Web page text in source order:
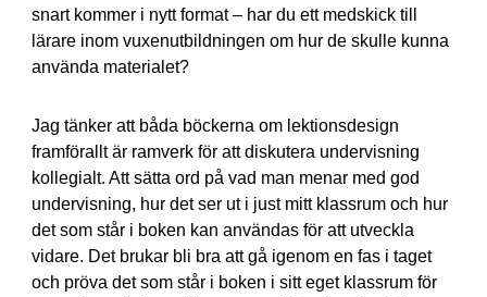
snart kommer i nytt format – har du ett medskick till
lärare inom vuxenutbildningen om hur de skulle kunna
använda materialet?
Jag tänker att båda böckerna om lektionsdesign
framförallt är ramverk för att diskutera undervisning
kollegialt. Att sätta ord på vad man menar med god
undervisning, hur det ser ut i just mitt klassrum och hur
det som står i boken kan användas för att utveckla
vidare. Det brukar bli bra att gå igenom en fas i taget
och pröva det som står i boken i sitt eget klassrum för